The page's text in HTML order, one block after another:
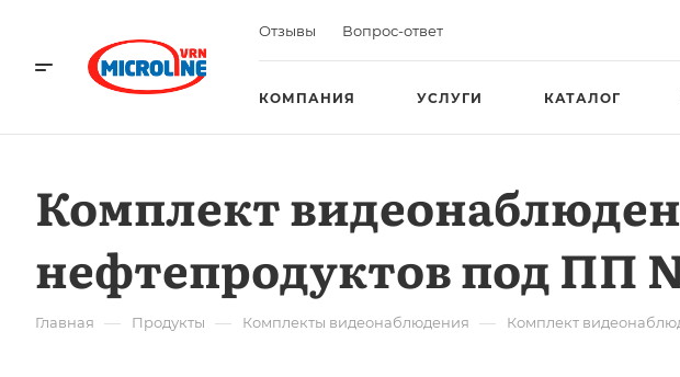
Отзывы Вопрос-ответ
КОМПАНИЯ УСЛУГИ КАТАЛОГ
Комплект
нефтепродуктов под ПП
Главная — Продукты — Комплекты видеонаблюдения — Комплект